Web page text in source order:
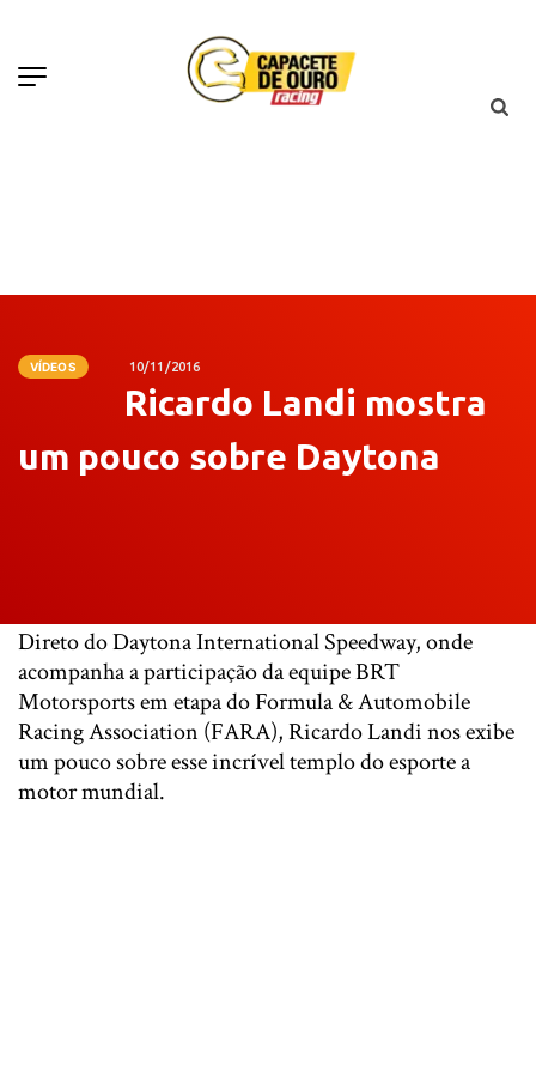
VÍDEOS 10/11/2016
Ricardo Landi mostra
um pouco sobre Daytona
Direto do Daytona International Speedway, onde
acompanha a participação da equipe BRT
Motorsports em etapa do Formula & Automobile
Racing Association (FARA), Ricardo Landi nos exibe
um pouco sobre esse incrível templo do esporte a
motor mundial.